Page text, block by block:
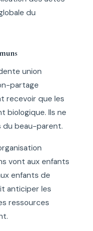
du
union
partage
recevoir que les
biologique. Ils ne
du beau-parent.
vont aux enfants
enfants de
anticiper les
ressources